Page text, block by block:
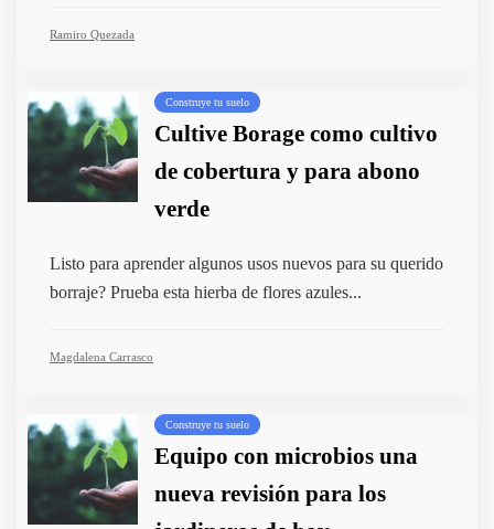
Ramiro Quezada
Construye tu suelo
Cultive Borage como cultivo
de cobertura y para abono
verde
Listo para aprender algunos usos nuevos para su querido
borraje? Prueba esta hierba de flores azules...
Magdalena Carrasco
Construye tu suelo
Equipo con microbios una
nueva revisión para los